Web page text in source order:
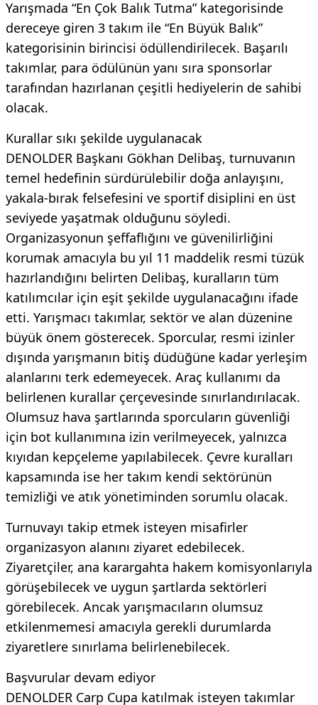
Yarışmada “En Çok Balık Tutma” kategorisinde
dereceye giren 3 takım ile “En Büyük Balık”
kategorisinin birincisi ödüllendirilecek. Başarılı
takımlar, para ödülünün yanı sıra sponsorlar
tarafından hazırlanan çeşitli hediyelerin de sahibi
olacak.
Kurallar sıkı şekilde uygulanacak
DENOLDER Başkanı Gökhan Delibaş, turnuvanın
temel hedefinin sürdürülebilir doğa anlayışını,
yakala-bırak felsefesini ve sportif disiplini en üst
seviyede yaşatmak olduğunu söyledi.
Organizasyonun şeffaflığını ve güvenilirliğini
korumak amacıyla bu yıl 11 maddelik resmi tüzük
hazırlandığını belirten Delibaş, kuralların tüm
katılımcılar için eşit şekilde uygulanacağını ifade
etti. Yarışmacı takımlar, sektör ve alan düzenine
büyük önem gösterecek. Sporcular, resmi izinler
dışında yarışmanın bitiş düdüğüne kadar yerleşim
alanlarını terk edemeyecek. Araç kullanımı da
belirlenen kurallar çerçevesinde sınırlandırılacak.
Olumsuz hava şartlarında sporcuların güvenliği
için bot kullanımına izin verilmeyecek, yalnızca
kıyıdan kepçeleme yapılabilecek. Çevre kuralları
kapsamında ise her takım kendi sektörünün
temizliği ve atık yönetiminden sorumlu olacak.
Turnuvayı takip etmek isteyen misafirler
organizasyon alanını ziyaret edebilecek.
Ziyaretçiler, ana karargahta hakem komisyonlarıyla
görüşebilecek ve uygun şartlarda sektörleri
görebilecek. Ancak yarışmacıların olumsuz
etkilenmemesi amacıyla gerekli durumlarda
ziyaretlere sınırlama belirlenebilecek.
Başvurular devam ediyor
DENOLDER Carp Cupa katılmak isteyen takımlar